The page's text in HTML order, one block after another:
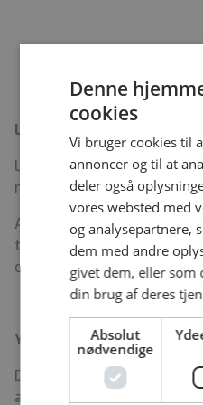
Løn og ansættelsesvilkår
Løn efter kvalifikationer og
med den respektive
Ansættelse er betinget af,
tiltrædelsen foreligger
og/eller børneattest.
Yderligere oplysninger
Du er velkommen til at
afdelingssygeplejerske
Denne
cookies
Vi bruger cookies til
annoncer og til at
deler også
vores websted med
og analysepartnere,
dem med andre
givet dem, eller som
din brug af deres
Absolut
nødvendige